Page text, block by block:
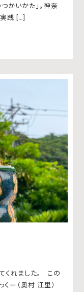
かいかた」。神奈
践 […]
くれました。 この
ー（奥村 江里）